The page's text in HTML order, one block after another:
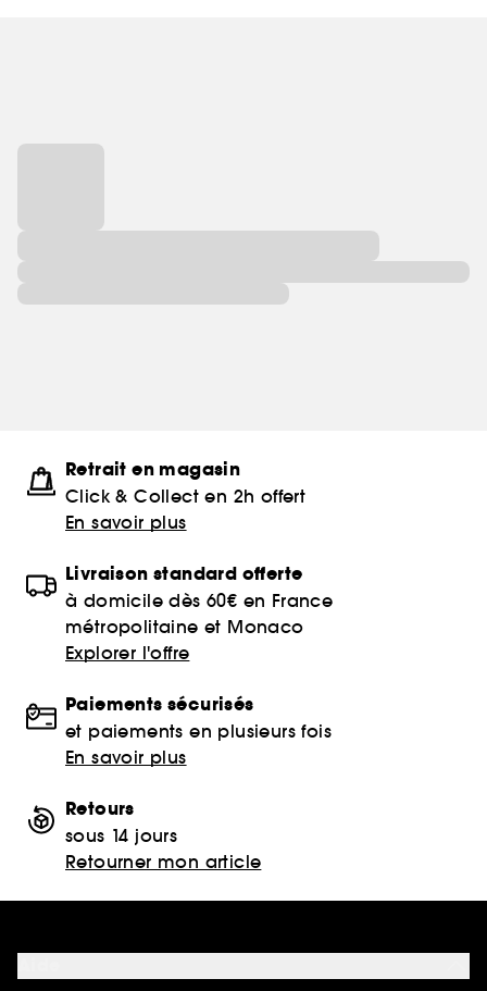
Retrait en magasin
Click & Collect en 2h offert
En savoir plus
Livraison standard offerte
à domicile dès 60€ en France
métropolitaine et Monaco
Explorer l'offre
Paiements sécurisés
et paiements en plusieurs fois
En savoir plus
Retours
sous 14 jours
Retourner mon article